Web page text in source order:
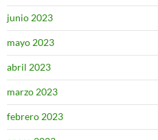
junio 2023
mayo 2023
abril 2023
marzo 2023
febrero 2023